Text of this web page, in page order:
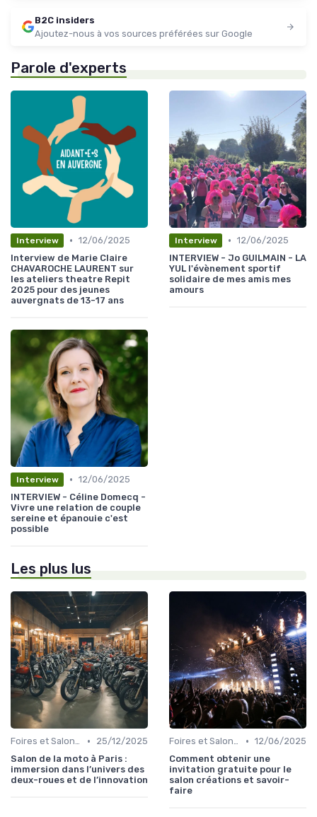
B2C insiders
Ajoutez-nous à vos sources préférées sur Google
Parole d'experts
Interview • 12/06/2025
Interview de Marie Claire
CHAVAROCHE LAURENT sur
les ateliers theatre Repit
2025 pour des jeunes
auvergnats de 13-17 ans
Interview • 12/06/2025
INTERVIEW - Jo GUILMAIN - LA
YUL l'évènement sportif
solidaire de mes amis mes
amours
Interview • 12/06/2025
INTERVIEW - Céline Domecq -
Vivre une relation de couple
sereine et épanouie c'est
possible
Les plus lus
Foires et Salons Grand Public •
25/12/2025
Salon de la moto à Paris :
immersion dans l’univers des
deux-roues et de l’innovation
Foires et Salons Grand Public • 12/06/2025
Comment obtenir une
invitation gratuite pour le
salon créations et savoir-
faire